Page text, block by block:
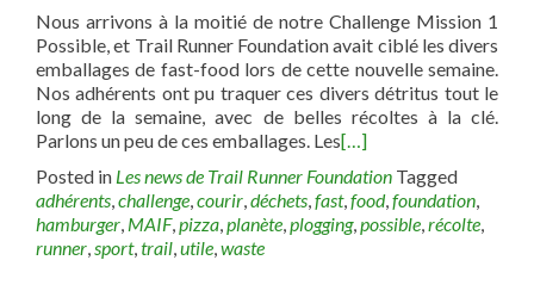
Nous arrivons à la moitié de notre Challenge Mission 1
Possible, et Trail Runner Foundation avait ciblé les divers
emballages de fast-food lors de cette nouvelle semaine.
Nos adhérents ont pu traquer ces divers détritus tout le
long de la semaine, avec de belles récoltes à la clé.
Parlons un peu de ces emballages. Les[…]
Posted in Les news de Trail Runner Foundation Tagged
adhérents,challenge,courir,déchets,fast,food,foundation,
hamburger, MAIF,pizza,planète,plogging,possible,récolte,
runner,sport,trail,utile,waste